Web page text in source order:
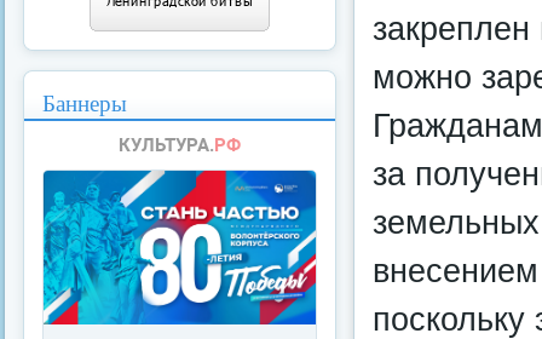
закреплен
можно
за
земельных
поскольку
Баннеры